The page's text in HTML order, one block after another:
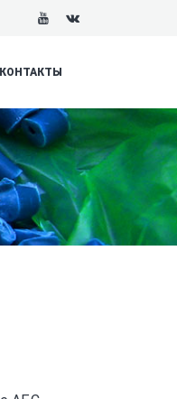
КОНТАКТЫ